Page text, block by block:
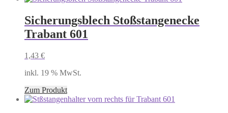
Sicherungsblech Stoßstangenecke
Trabant 601
1,43 €
inkl. 19 % MwSt.
Zum Produkt